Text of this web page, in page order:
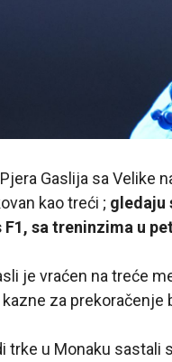
Gaslija sa Velike
kao treći ; gledaju
F1, sa treninzima u
je vraćen na treće
za
trke u Monaku sastali